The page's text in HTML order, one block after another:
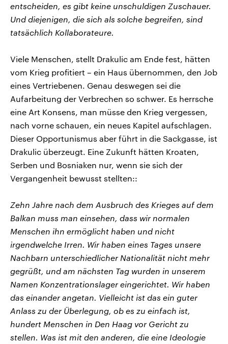
entscheiden, es gibt keine unschuldigen Zuschauer.
Und diejenigen, die sich als solche begreifen, sind
tatsächlich Kollaborateure.
Viele Menschen, stellt Drakulic am Ende fest, hätten
vom Krieg profitiert – ein Haus übernommen, den Job
eines Vertriebenen. Genau deswegen sei die
Aufarbeitung der Verbrechen so schwer. Es herrsche
eine Art Konsens, man müsse den Krieg vergessen,
nach vorne schauen, ein neues Kapitel aufschlagen.
Dieser Opportunismus aber führt in die Sackgasse, ist
Drakulic überzeugt. Eine Zukunft hätten Kroaten,
Serben und Bosniaken nur, wenn sie sich der
Vergangenheit bewusst stellten::
Zehn Jahre nach dem Ausbruch des Krieges auf dem
Balkan muss man einsehen, dass wir normalen
Menschen ihn ermöglicht haben und nicht
irgendwelche Irren. Wir haben eines Tages unsere
Nachbarn unterschiedlicher Nationalität nicht mehr
gegrüßt, und am nächsten Tag wurden in unserem
Namen Konzentrationslager eingerichtet. Wir haben
das einander angetan. Vielleicht ist das ein guter
Anlass zu der Überlegung, ob es zu einfach ist,
hundert Menschen in Den Haag vor Gericht zu
stellen. Was ist mit den anderen, die eine Ideologie